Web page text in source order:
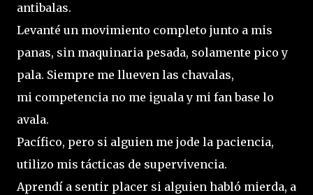
antibalas.
Levanté un movimiento completo junto a mis
panas, sin maquinaria pesada, solamente pico y
pala. Siempre me llueven las chavalas,
mi competencia no me iguala y mi fan base lo
avala.
Pacífico, pero si alguien me jode la paciencia,
utilizo mis tácticas de supervivencia.
Aprendí a sentir placer si alguien habló mierda, a